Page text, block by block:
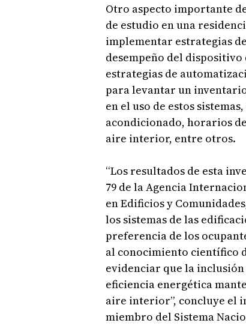
Otro aspecto importante
de estudio en una
implementar estrategias
desempeño del
estrategias de
para levantar un
en el uso de estos
acondicionado, horarios
aire interior, entre otros.
“Los resultados de esta
79 de la Agencia
en Edificios y
los sistemas de las
preferencia de los
al conocimiento científico
evidenciar que la
eficiencia energética
aire interior”, concluye el
miembro del Sistema